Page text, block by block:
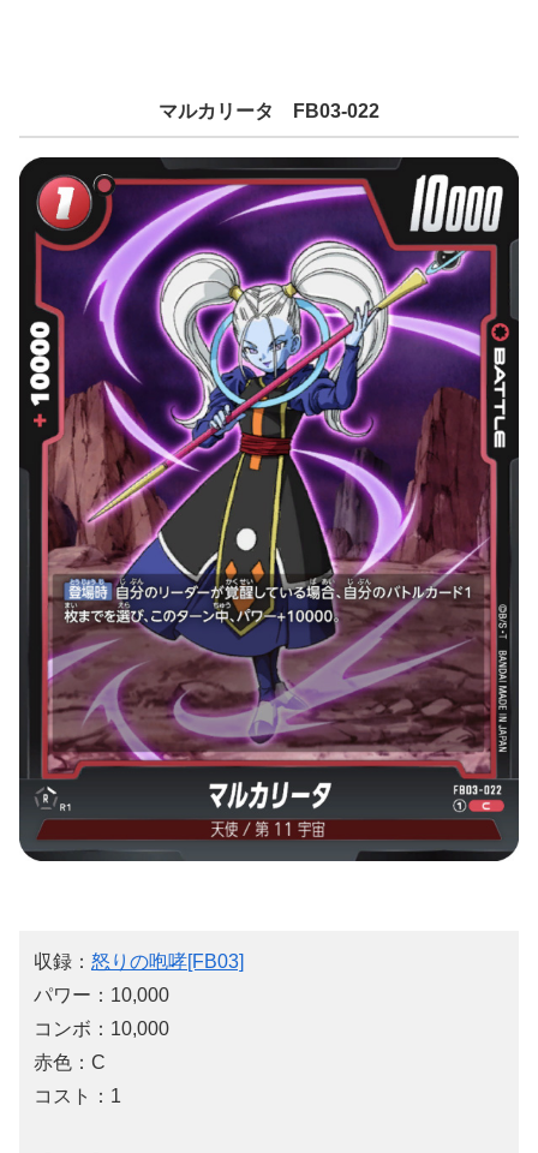
マルカリータ FB03-022
収録： 怒りの咆哮[FB03]
パワー：10,000
コンボ：10,000
赤色：C
コスト：1